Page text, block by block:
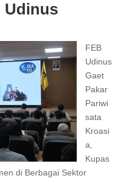
Udinus
FEB
Udinus
Gaet
Pakar
Pariwi
sata
Kroasi
a,
Kupas
di Berbagai Sektor